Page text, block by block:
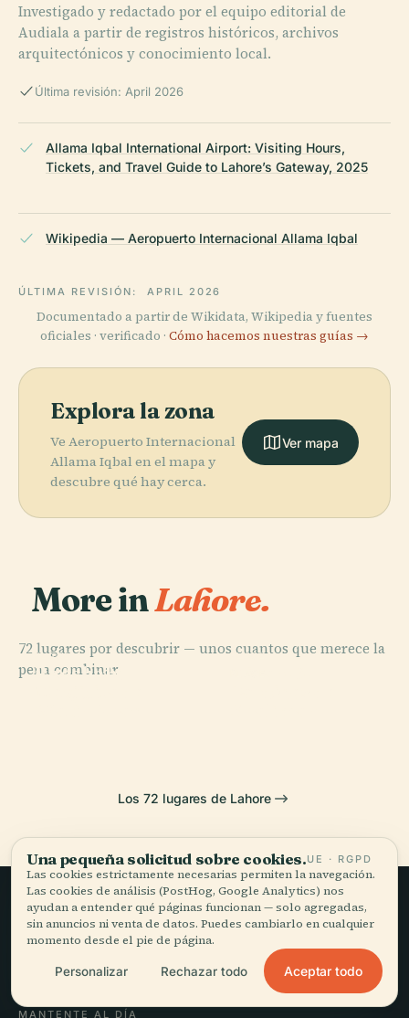
Investigado y redactado por el equipo editorial de
Audiala a partir de registros históricos, archivos
arquitectónicos y conocimiento local.
Última revisión: April 2026
Allama Iqbal International Airport: Visiting Hours,
Tickets, and Travel Guide to Lahore’s Gateway, 2025
Wikipedia — Aeropuerto Internacional Allama Iqbal
ÚLTIMA REVISIÓN: APRIL 2026
Documentado a partir de Wikidata, Wikipedia y fuentes
oficiales · verificado · Cómo hacemos nuestras guías →
Explora la zona
Ve Aeropuerto Internacional
Allama Iqbal en el mapa y
descubre qué hay cerca.
Ver mapa
More inLahore.
72 lugares por descubrir — unos cuantos que merece la
pena combinar.
PLACE
Badshahi
PLACE
PLACE
Los 72 lugares de Lahore
Viajar sin prisa,
bien contado.
MANTENTE AL DÍA
Una pequeña solicitud sobre cookies.UE · RGPD
Las cookies estrictamente necesarias permiten la navegación.
Las cookies de análisis (PostHog, Google Analytics) nos
ayudan a entender qué páginas funcionan — solo agregadas,
sin anuncios ni venta de datos. Puedes cambiarlo en cualquier
momento desde el pie de página.
Personalizar Rechazar todo Aceptar todo